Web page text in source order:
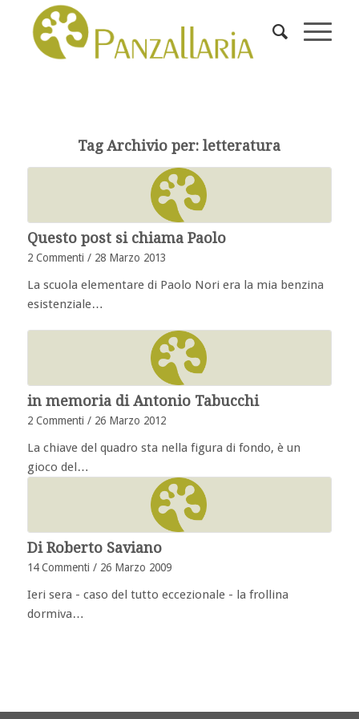
Tag Archivio per:letteratura
Questo post si chiama Paolo
2 Commenti / 28 Marzo 2013
La scuola elementare di Paolo Nori era la mia benzina
esistenziale…
in memoria di Antonio Tabucchi
2 Commenti / 26 Marzo 2012
La chiave del quadro sta nella figura di fondo, è un
gioco del…
Di Roberto Saviano
14 Commenti / 26 Marzo 2009
Ieri sera - caso del tutto eccezionale - la frollina
dormiva…